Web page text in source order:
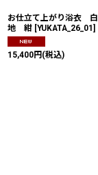
お仕立て上がり浴衣 白
地 紺 [YUKATA_26_01]
15,400円 (税込)